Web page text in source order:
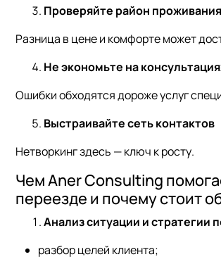
Проверяйте район проживания
Разница в цене и комфорте может
Не экономьте на
Ошибки обходятся дороже услуг
Выстраивайте сеть контактов
Нетворкинг здесь — ключ к росту.
Чем Aner Consulting
переезде и почему стоит
Анализ ситуации и стратегии
разбор целей клиента;